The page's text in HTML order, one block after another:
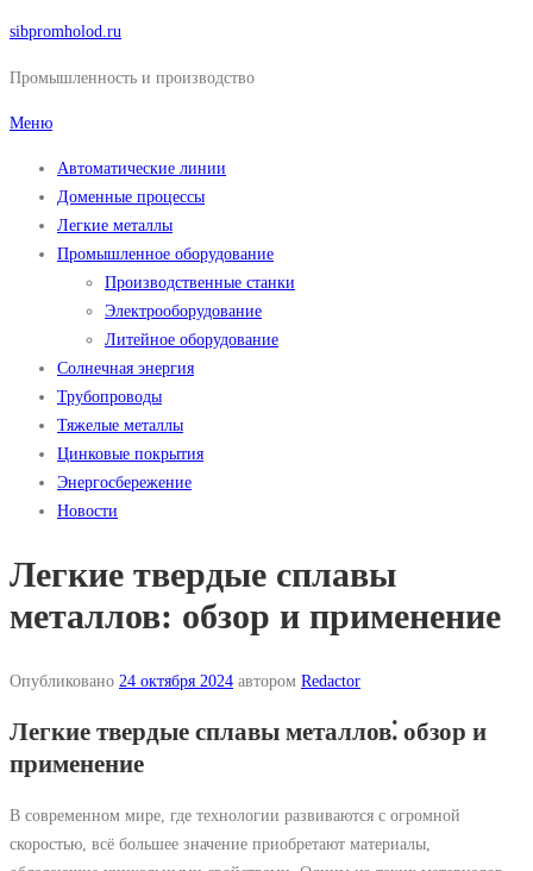
Перейти
содержимому
sibpromholod.ru
Промышленность и производство
Меню
Автоматические линии
Доменные процессы
Легкие металлы
Промышленное оборудование
Производственные станки
Электрооборудование
Литейное оборудование
Солнечная энергия
Трубопроводы
Тяжелые металлы
Цинковые покрытия
Энергосбережение
Новости
Легкие твердые сплавы
металлов: обзор и применение
Опубликовано 24 октября 2024 автором Redactor
Легкие твердые сплавы металлов⁚ обзор и
применение
В современном мире, где технологии развиваются с огромной
скоростью, всё большее значение приобретают материалы,